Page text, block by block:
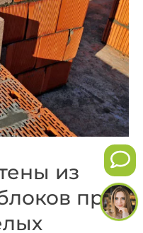
из
при